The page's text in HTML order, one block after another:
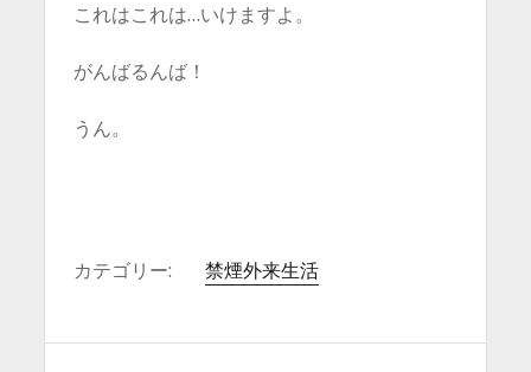
これはこれは…いけますよ。
がんばるんば！
うん。
カテゴリー: 禁煙外来生活